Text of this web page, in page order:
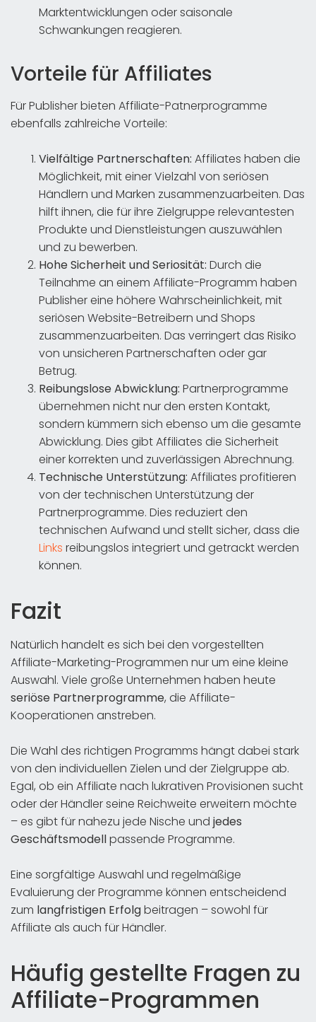
Marktentwicklungen oder saisonale
Schwankungen reagieren.
Vorteile für Affiliates
Für Publisher bieten Affiliate-Patnerprogramme
ebenfalls zahlreiche Vorteile:
Vielfältige Partnerschaften: Affiliates haben die
Möglichkeit, mit einer Vielzahl von seriösen
Händlern und Marken zusammenzuarbeiten. Das
hilft ihnen, die für ihre Zielgruppe relevantesten
Produkte und Dienstleistungen auszuwählen
und zu bewerben.
Hohe Sicherheit und Seriosität: Durch die
Teilnahme an einem Affiliate-Programm haben
Publisher eine höhere Wahrscheinlichkeit, mit
seriösen Website-Betreibern und Shops
zusammenzuarbeiten. Das verringert das Risiko
von unsicheren Partnerschaften oder gar
Betrug.
Reibungslose Abwicklung: Partnerprogramme
übernehmen nicht nur den ersten Kontakt,
sondern kümmern sich ebenso um die gesamte
Abwicklung. Dies gibt Affiliates die Sicherheit
einer korrekten und zuverlässigen Abrechnung.
Technische Unterstützung: Affiliates profitieren
von der technischen Unterstützung der
Partnerprogramme. Dies reduziert den
technischen Aufwand und stellt sicher, dass die
Links reibungslos integriert und getrackt werden
können.
Fazit
Natürlich handelt es sich bei den vorgestellten
Affiliate-Marketing-Programmen nur um eine kleine
Auswahl. Viele große Unternehmen haben heute
seriöse Partnerprogramme, die Affiliate-
Kooperationen anstreben.
Die Wahl des richtigen Programms hängt dabei stark
von den individuellen Zielen und der Zielgruppe ab.
Egal, ob ein Affiliate nach lukrativen Provisionen sucht
oder der Händler seine Reichweite erweitern möchte
– es gibt für nahezu jede Nische und jedes
Geschäftsmodellpassende Programme.
Eine sorgfältige Auswahl und regelmäßige
Evaluierung der Programme können entscheidend
zum langfristigen Erfolgbeitragen – sowohl für
Affiliate als auch für Händler.
Häufig gestellte Fragen zu
Affiliate-Programmen